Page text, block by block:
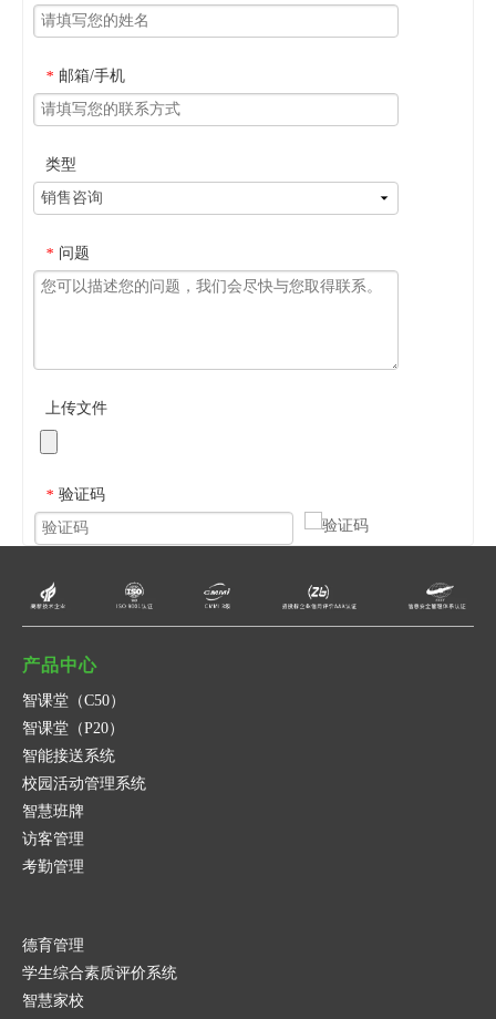
* 邮箱/手机
类型
* 问题
上传文件
* 验证码
产品中心
智课堂（C50）
智课堂（P20）
智能接送系统
校园活动管理系统
智慧班牌
访客管理
考勤管理
德育管理
学生综合素质评价系统
智慧家校